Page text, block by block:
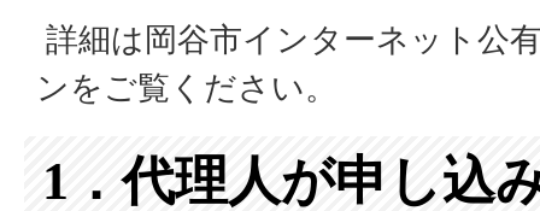
詳細は岡谷市インターネット公
ンをご覧ください。
1．代理人が申し込